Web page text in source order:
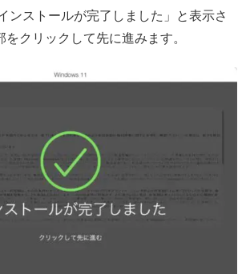
ンストールが完了しました」と表示さ
をクリックして先に進みます。